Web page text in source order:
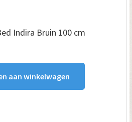
Indira Bruin 100 cm
aan winkelwagen